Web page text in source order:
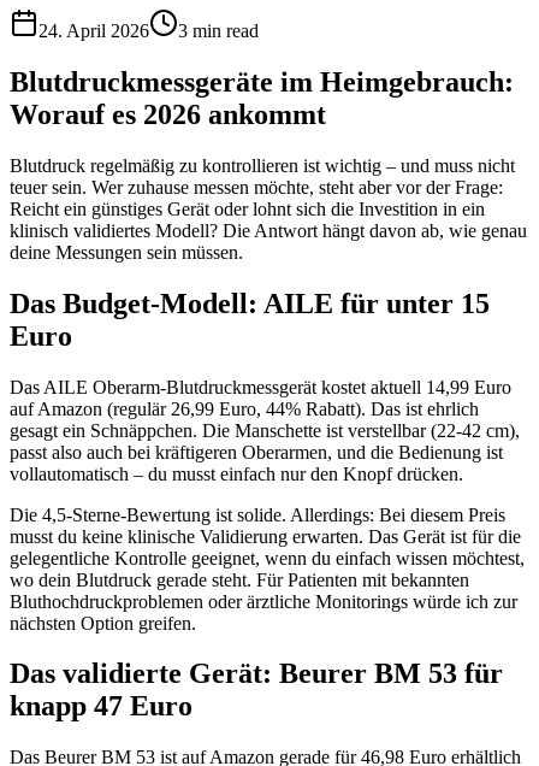
24. April 2026 3 min read
Blutdruckmessgeräte im Heimgebrauch:
Worauf es 2026 ankommt
Blutdruck regelmäßig zu kontrollieren ist wichtig – und muss nicht
teuer sein. Wer zuhause messen möchte, steht aber vor der Frage:
Reicht ein günstiges Gerät oder lohnt sich die Investition in ein
klinisch validiertes Modell? Die Antwort hängt davon ab, wie genau
deine Messungen sein müssen.
Das Budget-Modell: AILE für unter 15
Euro
Das AILE Oberarm-Blutdruckmessgerät kostet aktuell 14,99 Euro
auf Amazon (regulär 26,99 Euro, 44% Rabatt). Das ist ehrlich
gesagt ein Schnäppchen. Die Manschette ist verstellbar (22-42 cm),
passt also auch bei kräftigeren Oberarmen, und die Bedienung ist
vollautomatisch – du musst einfach nur den Knopf drücken.
Die 4,5-Sterne-Bewertung ist solide. Allerdings: Bei diesem Preis
musst du keine klinische Validierung erwarten. Das Gerät ist für die
gelegentliche Kontrolle geeignet, wenn du einfach wissen möchtest,
wo dein Blutdruck gerade steht. Für Patienten mit bekannten
Bluthochdruckproblemen oder ärztliche Monitorings würde ich zur
nächsten Option greifen.
Das validierte Gerät: Beurer BM 53 für
knapp 47 Euro
Das Beurer BM 53 ist auf Amazon gerade für 46,98 Euro erhältlich